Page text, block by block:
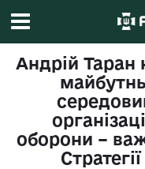
Андрій Таран
оборони –